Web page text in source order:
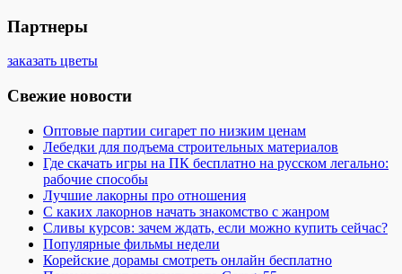
Партнеры
заказать цветы
Свежие новости
Оптовые партии сигарет по низким ценам
Лебедки для подъема строительных материалов
Где скачать игры на ПК бесплатно на русском легально:
рабочие способы
Лучшие лакорны про отношения
С каких лакорнов начать знакомство с жанром
Сливы курсов: зачем ждать, если можно купить сейчас?
Популярные фильмы недели
Корейские дорамы смотреть онлайн бесплатно